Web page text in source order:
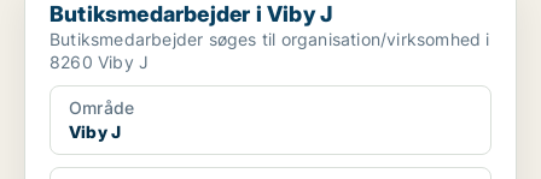
Butiksmedarbejder i Viby J
Butiksmedarbejder søges til organisation/virksomhed i
8260 Viby J
Område
Viby J